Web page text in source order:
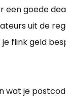
goede
uit de
flink geld
je